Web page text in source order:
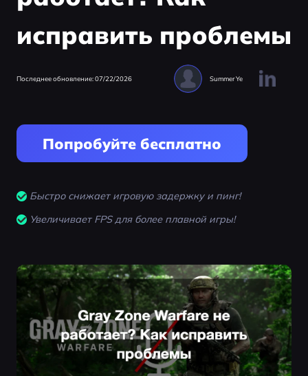
исправить проблемы
Последнее обновление: 07/22/2026 Summer Ye
Попробуйте бесплатно
Быстро снижает игровую задержку и пинг!
Увеличивает FPS для более плавной игры!